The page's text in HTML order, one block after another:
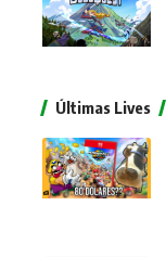
Últimas Lives